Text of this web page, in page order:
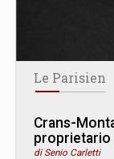
Le Parisien
Crans-
proprietario
di Senio Carletti